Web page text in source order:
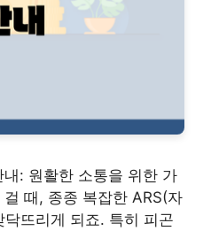
: 원활한 소통을 위한 가
때, 종종 복잡한 ARS(자
뜨리게 되죠. 특히 피곤